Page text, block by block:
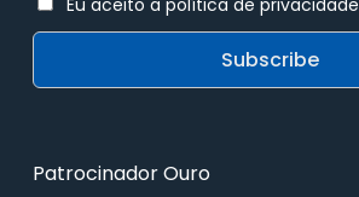
Patrocinador Ouro